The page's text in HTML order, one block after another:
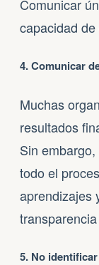
Comunicar
capacidad
4. Comunicar
Muchas
resultados
Sin
todo el
aprendizajes
5. No